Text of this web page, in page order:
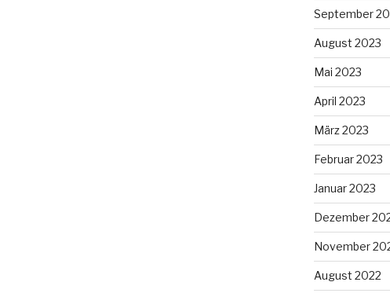
September
August 2023
Mai 2023
April 2023
März 2023
Februar 2023
Januar 2023
Dezember
November
August 2022